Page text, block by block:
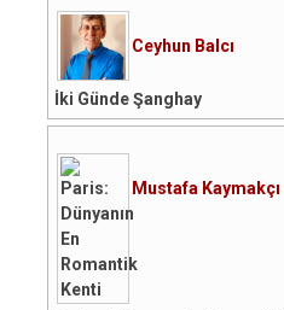
Ceyhun Balcı
İki Günde Şanghay
Mustafa Kaymakçı